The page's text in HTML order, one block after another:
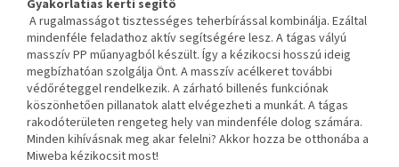
Gyakorlatias kerti segítő
A rugalmasságot tisztességes teherbírással kombinálja. Ezáltal
mindenféle feladathoz aktív segítségére lesz. A tágas vályú
masszív PP műanyagból készült. Így a kézikocsi hosszú ideig
megbízhatóan szolgálja Önt. A masszív acélkeret további
védőréteggel rendelkezik. A zárható billenés funkciónak
köszönhetően pillanatok alatt elvégezheti a munkát. A tágas
rakodóterületen rengeteg hely van mindenféle dolog számára.
Minden kihívásnak meg akar felelni? Akkor hozza be otthonába a
Miweba kézikocsit most!